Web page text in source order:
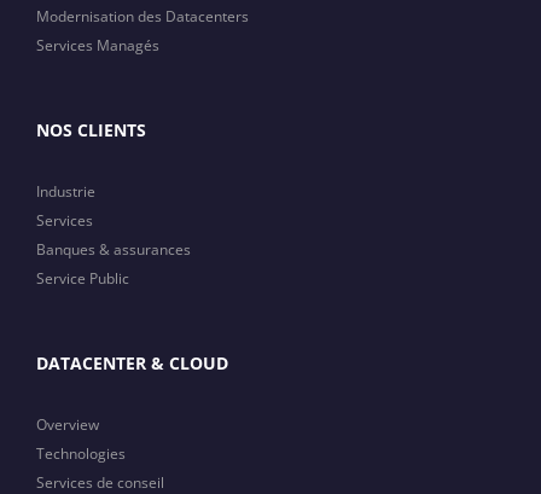
Modernisation des Datacenters
Services Managés
NOS CLIENTS
Industrie
Services
Banques & assurances
Service Public
DATACENTER & CLOUD
Overview
Technologies
Services de conseil